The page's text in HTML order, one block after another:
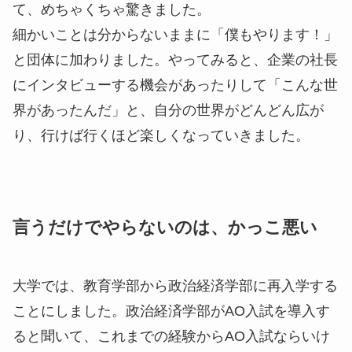
て、めちゃくちゃ驚きました。
細かいことは分からないままに「僕もやります！」
と団体に加わりました。やってみると、企業の社長
にインタビューする機会があったりして「こんな世
界があったんだ」と、自分の世界がどんどん広が
り、行けば行くほど楽しくなっていきました。
言うだけでやらないのは、かっこ悪い
大学では、教育学部から政治経済学部に再入学する
ことにしました。政治経済学部がAO入試を導入す
ると聞いて、これまでの経験からAO入試ならいけ